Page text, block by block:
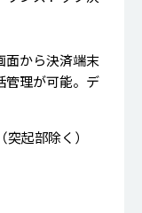
面から決済端末
管理が可能。デ
起部除く）